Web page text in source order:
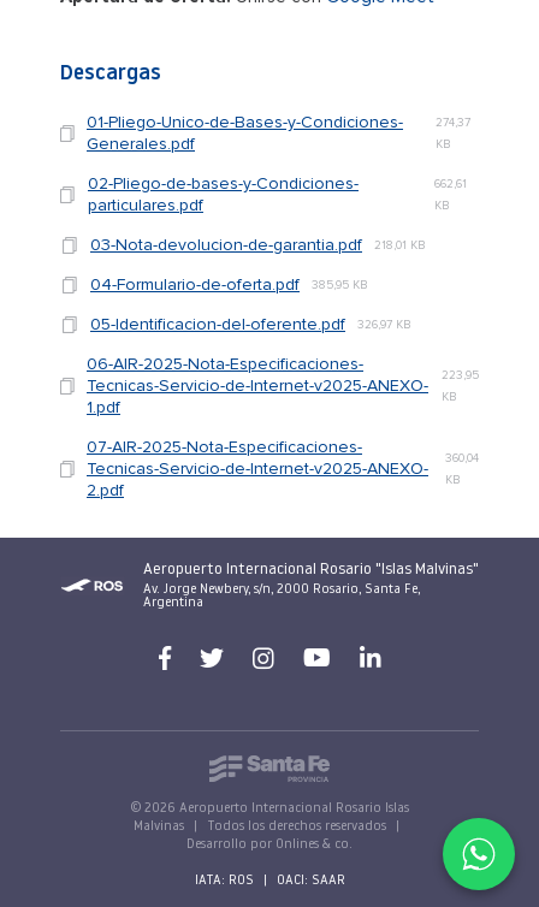
Descargas
01-Pliego-Unico-de-Bases-y-Condiciones-
Generales.pdf
274,37
KB
02-Pliego-de-bases-y-Condiciones-
particulares.pdf
662,61
KB
03-Nota-devolucion-de-garantia.pdf 218,01 KB
04-Formulario-de-oferta.pdf 385,95 KB
05-Identificacion-del-oferente.pdf 326,97 KB
06-AIR-2025-Nota-Especificaciones-
Tecnicas-Servicio-de-Internet-v2025-ANEXO-
1.pdf
223,95
KB
07-AIR-2025-Nota-Especificaciones-
Tecnicas-Servicio-de-Internet-v2025-ANEXO-
2.pdf
360,04
KB
Aeropuerto Internacional Rosario "Islas Malvinas"
Av. Jorge Newbery, s/n, 2000 Rosario, Santa Fe,
Argentina
© 2026 Aeropuerto Internacional Rosario Islas
Malvinas
Todos los derechos reservados
Desarrollo por Onlines & co.
IATA: ROS OACI: SAAR